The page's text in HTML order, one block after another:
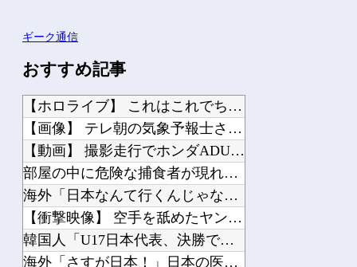
ギーク通信
おすすめ記事
【ホロライブ】 これはこれでちょっと裏来いよに見える
【画像】 テレ朝の気象予報士さん、意外と小さかった
【動画】 撮影走行でホンダADUO改良型エンジン（PU）を搭載したアストンマーチ...
部屋の中に危険な捕食者が現れた。完全に狙われている！ → 襲ってくる瞬間はこちら...
海外「日本なんて行くんじゃなかった…」 日本を知ってしまったディズニー信者、帰国...
【衝撃映像】 空手を舐めたヤンキーが道場破りした結果…こっちの瞬殺で終わる…
韓国人「U17日本代表、決勝で中国を破りアジア杯優勝（通算5回目・最多優勝国）」...
海外「さすが日本！」日本の医療従事者の倫理観の高さに海外が超感動